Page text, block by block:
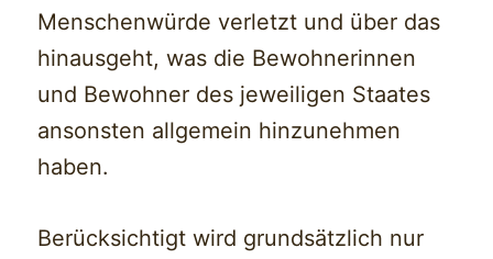
Menschenwürde verletzt und über das
hinausgeht, was die Bewohnerinnen
und Bewohner des jeweiligen Staates
ansonsten allgemein hinzunehmen
haben.
Berücksichtigt wird grundsätzlich nur